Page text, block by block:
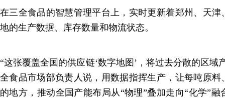
在三全食品的智慧管理平台上，实时更新着郑州、天
地的生产数据、库存数量和物流状态。
“这张覆盖全国的供应链‘数字地图’，将过去分散的区域
全食品市场部负责人说，用数据指挥生产，让每吨原
的地方，推动全国产能布局从“物理”叠加走向“化学”